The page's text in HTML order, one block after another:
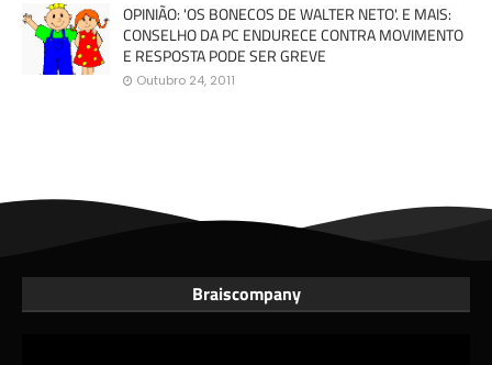
OPINIÃO: 'OS BONECOS DE WALTER NETO'. E MAIS:
CONSELHO DA PC ENDURECE CONTRA MOVIMENTO
E RESPOSTA PODE SER GREVE
Outubro 24, 2011
Braiscompany